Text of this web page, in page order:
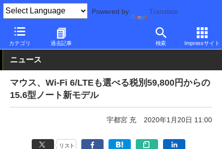
Powered by Translate
カテゴリ 過去記事 検索 Impressサイト
PC Watch パソコン/タブレット/スマートフォン ノートパソコン
ニュース
マウス、Wi-Fi 6/LTEも選べる税別59,800円からの
15.6型ノート新モデル
宇都宮 充 2020年1月20日 11:00
リスト